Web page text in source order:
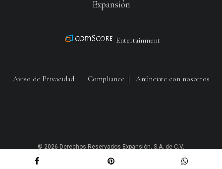
Expansión
Entertainment
Aviso de Privacidad| Compliance | Anúnciate con nosotros
© 2026 Derechos Reservados Expansión, S.A. de C.V.